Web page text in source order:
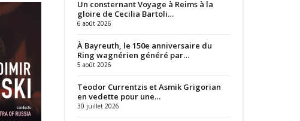
Un consternant Voyage à Reims à la
gloire de Cecilia Bartoli…
6 août 2026
À Bayreuth, le 150e anniversaire du
Ring wagnérien généré par…
5 août 2026
Teodor Currentzis et Asmik Grigorian
en vedette pour une…
30 juillet 2026